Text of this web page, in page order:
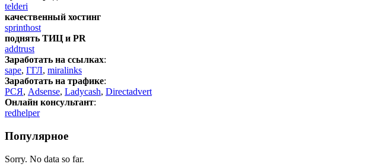
telderi
качественный хостинг
sprinthost
поднять ТИЦ и PR
addtrust
Заработать на ссылках:
sape, ГГЛ, miralinks
Заработать на трафике:
РСЯ, Adsense, Ladycash, Directadvert
Онлайн консультант:
redhelper
Популярное
Sorry. No data so far.